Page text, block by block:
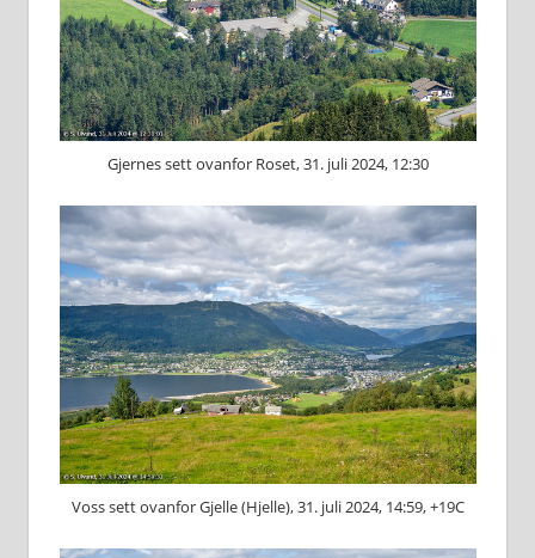
Gjernes sett ovanfor Roset, 31. juli 2024, 12:30
Voss sett ovanfor Gjelle (Hjelle), 31. juli 2024, 14:59, +19C